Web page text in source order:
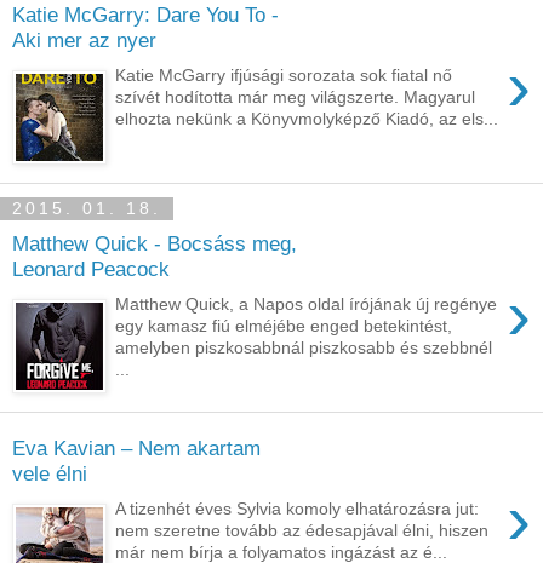
Katie McGarry: Dare You To -
Aki mer az nyer
›
Katie McGarry ifjúsági sorozata sok fiatal nő
szívét hodította már meg világszerte. Magyarul
elhozta nekünk a Könyvmolyképző Kiadó, az els...
2015. 01. 18.
Matthew Quick - Bocsáss meg,
Leonard Peacock
›
Matthew Quick, a Napos oldal írójának új regénye
egy kamasz fiú elméjébe enged betekintést,
amelyben piszkosabbnál piszkosabb és szebbnél
Eva Kavian – Nem akartam
vele élni
›
A tizenhét éves Sylvia komoly elhatározásra jut:
nem szeretne tovább az édesapjával élni, hiszen
már nem bírja a folyamatos ingázást az é...